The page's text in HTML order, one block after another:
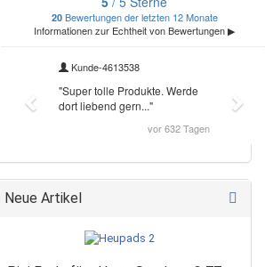
Neue Artikel